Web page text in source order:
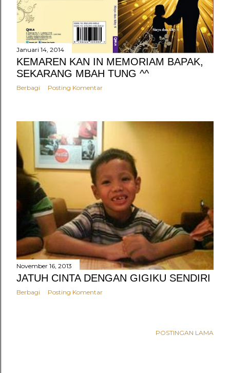
Januari 14, 2014
KEMAREN KAN IN MEMORIAM BAPAK,
SEKARANG MBAH TUNG ^^
Berbagi Posting Komentar
November 16, 2013
JATUH CINTA DENGAN GIGIKU SENDIRI
Berbagi Posting Komentar
POSTINGAN LAMA